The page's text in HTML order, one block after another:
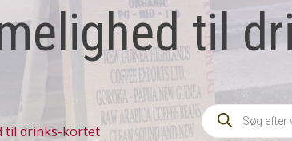
til
til drinks-kortet
Products
search